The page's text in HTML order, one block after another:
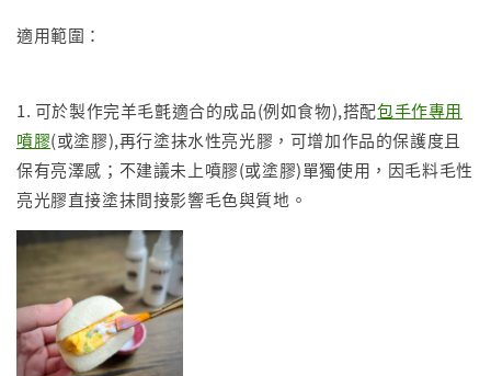
適用範圍：
1. 可於製作完羊毛氈適合的成品(例如食物),搭配包手作專用
噴膠(或塗膠),再行塗抹水性亮光膠，可增加作品的保護度且
保有亮澤感；不建議未上噴膠(或塗膠)單獨使用，因毛料毛性
亮光膠直接塗抹間接影響毛色與質地。